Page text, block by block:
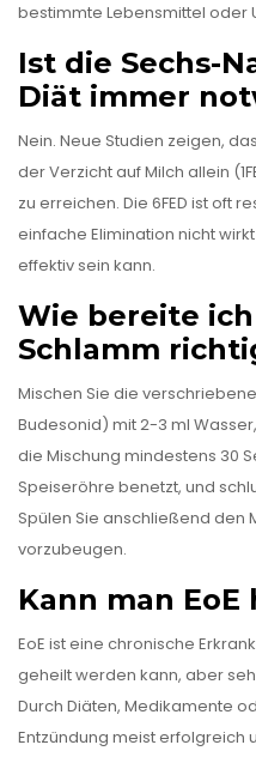
bestimmte Lebensmittel oder
Ist die Sechs-
Diät immer
Nein. Neue Studien zeigen,
der Verzicht auf Milch allein
zu erreichen. Die 6FED ist oft
einfache Elimination nicht
effektiv sein kann.
Wie bereite
Schlamm
Mischen Sie die
Budesonid) mit 2-3 ml
die Mischung mindestens 30
Speiseröhre benetzt, und
Spülen Sie anschließend den
vorzubeugen.
Kann man EoE
EoE ist eine chronische
geheilt werden kann, aber
Durch Diäten, Medikamente
Entzündung meist erfolgreich